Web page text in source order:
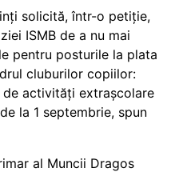
solicită, într-o petiție,
ISMB de a nu mai
pentru posturile la plata
cluburilor copiilor:
activități extrașcolare
la 1 septembrie, spun
al Muncii Dragos